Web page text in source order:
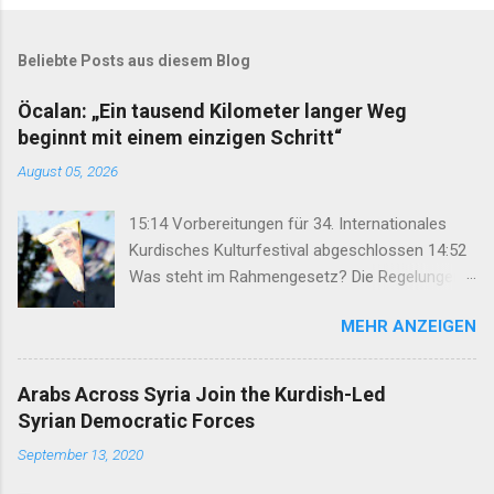
Beliebte Posts aus diesem Blog
Öcalan: „Ein tausend Kilometer langer Weg
beginnt mit einem einzigen Schritt“
August 05, 2026
15:14 Vorbereitungen für 34. Internationales
Kurdisches Kulturfestival abgeschlossen 14:52
Was steht im Rahmengesetz? Die Regelungen
Keimzelle des Demokratisierungsprozesses
werden 14:25 Rahmengesetz zum
Friedensprozess ins Parlament eingebracht
12:46 TJA: Von der Forderung nach Öcalans
Geflüchteter aus Rojhilat stirbt vor UNHCR-Büro
MEHR ANZEIGEN
Arabs Across Syria Join the Kurdish-Led
Syrian Democratic Forces
September 13, 2020